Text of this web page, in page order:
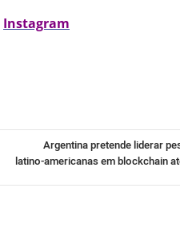
Instagram
Argentina pretende liderar
latino-americanas em blockchain